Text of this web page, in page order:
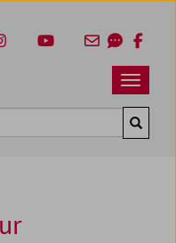
Navbar